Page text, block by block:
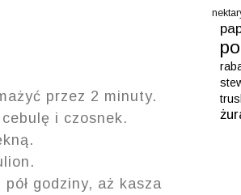
przez 2 minuty.
i czosnek.
godziny, aż kasza